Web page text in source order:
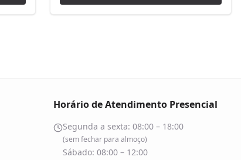
Horário de Atendimento Presencial
Segunda a sexta: 08:00 – 18:00
(sem fechar para almoço)
Sábado: 08:00 – 12:00